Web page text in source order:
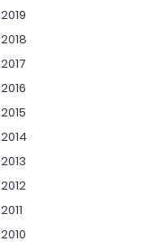
2019
2018
2017
2016
2015
2014
2013
2012
2011
2010